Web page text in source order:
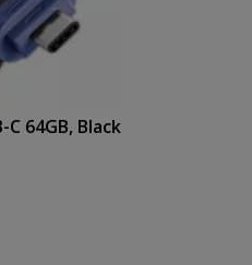
C 64GB, Black